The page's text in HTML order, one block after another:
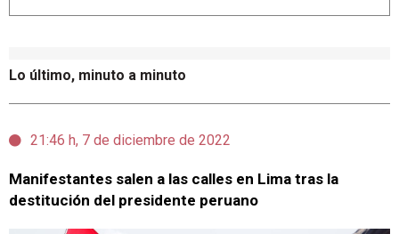
Lo último, minuto a minuto
21:46 h, 7 de diciembre de 2022
Manifestantes salen a las calles en Lima tras la
destitución del presidente peruano